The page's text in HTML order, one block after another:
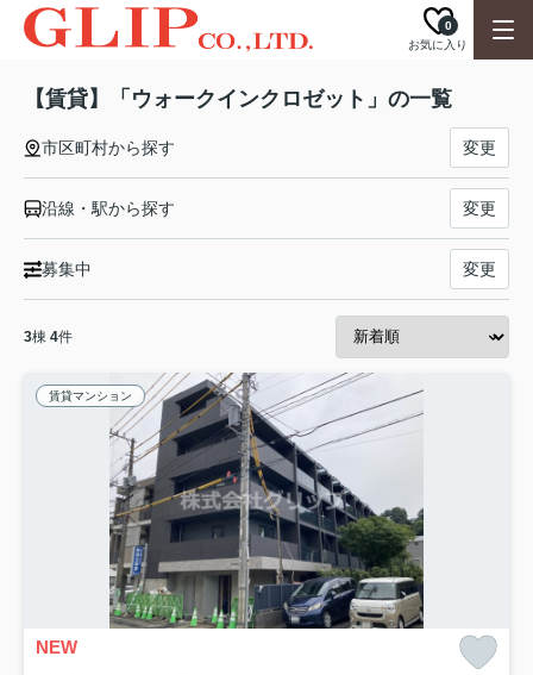
お気に入り
0
【賃貸】「ウォークインクロゼット」の一覧
市区町村から探す 変更
沿線・駅から探す 変更
募集中 変更
3棟 4件
賃貸マンション
NEW